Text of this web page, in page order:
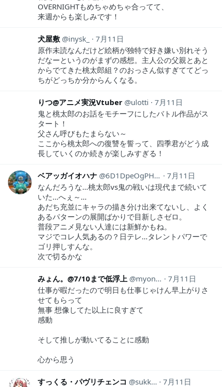
OVERNIGHTもめちゃめちゃ合ってて、
来週からも楽しみです！
犬屋敷 inysk_
7月11日
原作未読なんだけど絵柄が独特で好き嫌い別れそう
だなーというのがまずの感想。主人公の父親とあと
からでてきた桃太郎組？のおっさん似すぎててどっ
ちがどっちか分からんくなる。
りつ@アニメ実況Vtuber ulotti
7月11日
鬼と桃太郎のお話をモチーフにしたバトル作品がス
タート！
父さん呼びもたまらない～
ここから桃太郎への復讐を誓って、四季君がどう成
長していくのか続きが楽しみすぎる！
ベアッガイオハナ 6D1DpeOgPH20303
7月11日
なんだろうな…桃太郎vs鬼の戦いは現代まで続いて
いた…へぇ～…
あだち充並にキャラの描き分け出来てないし、よく
あるパターンの展開ばかりで目新しさゼロ。
普段アニメ見ない人達には新鮮かもね。
マジでコレ人気あるの？日テレ…タレントパワーで
ゴリ押しすんな。
次で切るかな
みょん。@7/10まで低浮上 myon__0201
7月11日
仕事が暇だったので明日も仕事じゃけん早上がりさ
せてもらって
無事 想像してた以上に良すぎて
感動
そして推しが動いてることに感動
心から思う
すっくる・パヴリチェンコ sukkuru
7月11日